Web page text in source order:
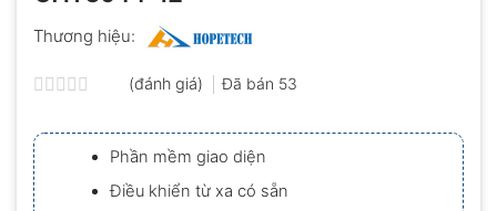
Thương hiệu:
xếp
hạng
0.0
5
sao
(đánh giá) Đã bán 53
Phần mềm giao diện
Điều khiển từ xa có sẵn